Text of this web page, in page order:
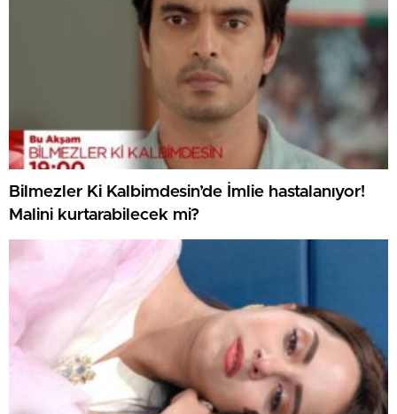
Bilmezler Ki Kalbimdesin’de İmlie hastalanıyor!
Malini kurtarabilecek mi?